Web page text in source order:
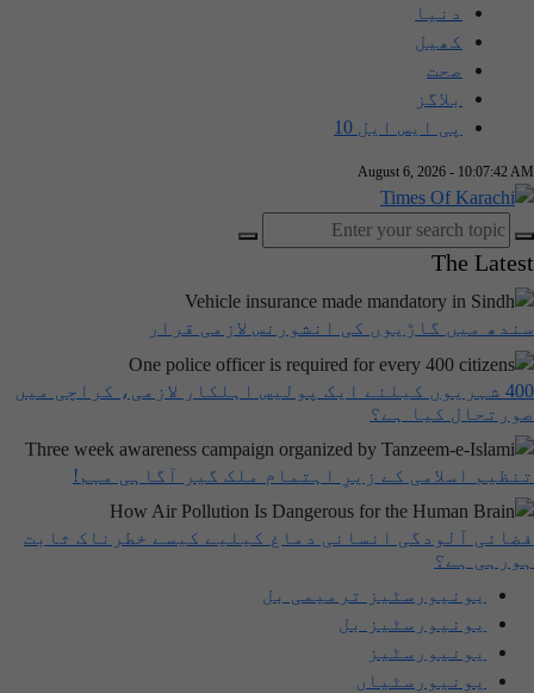
دنیا
کھیل
صحت
بلاگز
پی ایس ایل 10
August 6, 2026 - 10:07:42 AM
The Latest
سندھ میں گاڑیوں کی انشورنس لازمی قرار
400 شہریوں کیلئے ایک پولیس اہلکار لازمی، کراچی میں
صورتحال کیا ہے؟
تنظیم اسلامی کے زیرِ اہتمام ملک گیر آگاہی مہم!
فضائی آلودگی انسانی دماغ کیلیے کیسے خطرناک ثابت
ہورہی ہے؟
یونیورسٹیز ترمیمی بل
یونیورسٹیز بل
یونیورسٹیز
یونیورسٹیاں